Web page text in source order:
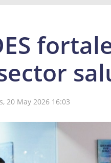
20 May 2026 16:03